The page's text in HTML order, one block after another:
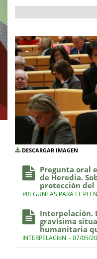
DESCARGAR IMAGEN
Pregunta oral
de Heredia.
protección del
PREGUNTAS PARA EL
Interpelación.
gravísima
humanitaria
INTERPELACIóN. - 07/05/